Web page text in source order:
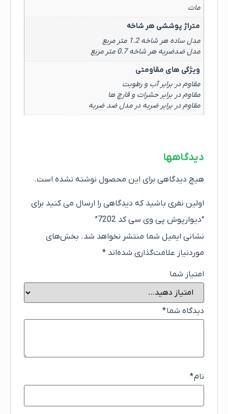
مات
متراژ پوششی هر شاخه
مدل ساده هر شاخه 1.2 متر مربع
مدل ضدضربه هر شاخه 0.7 متر مربع
ویژگی های مقاومتی
مقاوم در برابر آب و رطوبت
مقاوم در برابر حشرات و قارچ ها
مقاوم در برابر ضربه در مدل ضد ضربه
دیدگاهها
هیچ دیدگاهی برای این محصول نوشته نشده است.
اولین نفری باشید که دیدگاهی را ارسال می کنید برای
“دیوارپوش پی وی سی کد 7202”
نشانی ایمیل شما منتشر نخواهد شد. بخش‌های
موردنیاز علامت‌گذاری شده‌اند *
امتیاز شما
دیدگاه شما*
نام*